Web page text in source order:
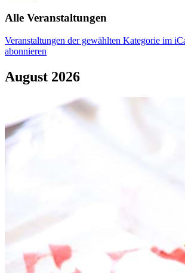
Alle Veranstaltungen
Veranstaltungen der gewählten Kategorie im
abonnieren
August 2026